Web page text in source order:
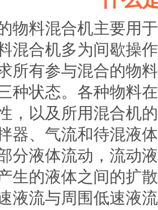
物料混合机主要用
混合机多为间歇操
所有参与混合的物
种状态。各种物料
，以及所用混合机
器、气流和待混液
分液体流动，流动
生的液体之间的扩
液流与周围低速液